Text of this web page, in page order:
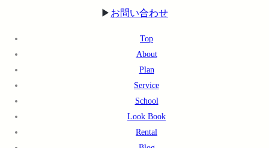
▶︎ お問い合わせ
Top
About
Plan
Service
School
Look Book
Rental